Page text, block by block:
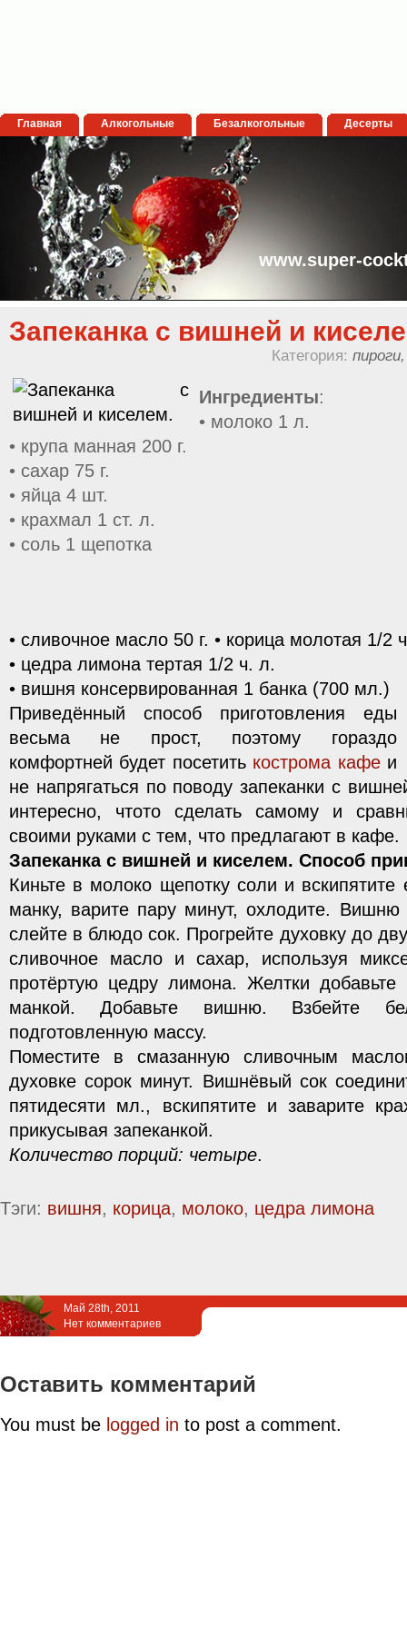
Главная Алкогольные Безалкогольные Десерты
www.super-
Запеканка с вишней и
Категория:
Ингредиенты:
• молоко 1 л.
• крупа манная 200 г.
• сахар 75 г.
• яйца 4 шт.
• крахмал 1 ст. л.
• соль 1 щепотка
• сливочное масло 50 г. • корица молотая 1/2
• цедра лимона тертая 1/2 ч. л.
• вишня консервированная 1 банка (700 мл.)
Приведённый способ приготовления еды
весьма не прост, поэтому гораздо
комфортней будет посетить кострома кафеи
не напрягаться по поводу запеканки с
интересно, чтото сделать самому и
своими руками с тем, что предлагают в кафе.
Запеканка с вишней и киселем. Способ
Киньте в молоко щепотку соли и вскипятите
манку, варите пару минут, охлодите. Вишню
слейте в блюдо сок. Прогрейте духовку до
сливочное масло и сахар, используя
протёртую цедру лимона. Желтки
манкой. Добавьте вишню. Взбейте
подготовленную массу.
Поместите в смазанную сливочным
духовке сорок минут. Вишнёвый сок
пятидесяти мл., вскипятите и заварите
прикусывая запеканкой.
Количество порций: четыре.
Тэги: вишня, корица, молоко, цедра лимона
Май 28th, 2011
Нет комментариев
Оставить комментарий
You must be logged in to post a comment.